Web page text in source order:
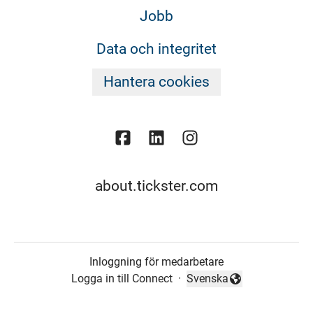
Jobb
Data och integritet
Hantera cookies
about.tickster.com
Inloggning för medarbetare
Logga in till Connect ·
Byt språk
Svenska